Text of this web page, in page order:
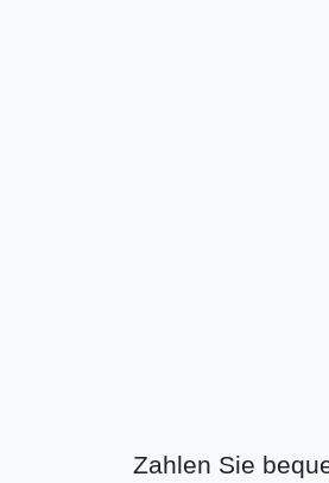
Zahlen Sie